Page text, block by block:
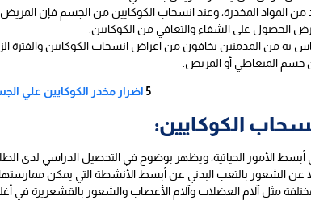
من المواد المخدرة، وعند انسحاب الكوكايين من الجسم فإن
الحصول على الشفاء والتعافي من الكوكايين.
به من المدمنين يخافون من اعراض انسحاب الكوكايين والفترة
جسم المتعاطي أو المريض.
5 اضرار مخدر الكوكايين علي
الأمور الحياتية، ويظهر بوضوح في التحصيل الدراسي لدى
عن الشعور بالتعب البدني عن أبسط الأنشطة التي يمكن ممارستها
مثل آلام العضلات وآلام الأعصاب والشعور بالقشعريرة في